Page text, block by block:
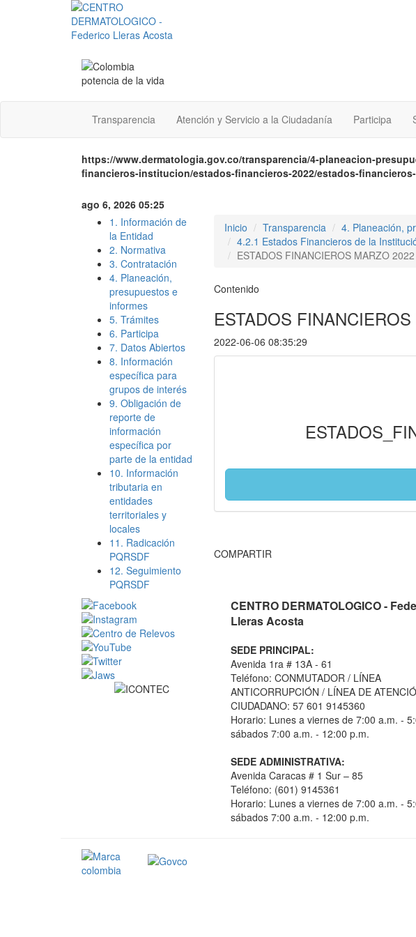
Transparencia Atención y Servicio a la Ciudadanía Participa
https://www.dermatologia.gov.co/transparencia/4-planeacion-
financieros-institucion/estados-financieros-2022/estados-financieros-
ago 6, 2026 05:25
1. Información de
la Entidad
2. Normativa
3. Contratación
4. Planeación,
presupuestos e
informes
5. Trámites
6. Participa
7. Datos Abiertos
8. Información
específica para
grupos de interés
9. Obligación de
reporte de
información
específica por
parte de la entidad
10. Información
tributaria en
entidades
territoriales y
locales
11. Radicación
PQRSDF
12. Seguimiento
PQRSDF
Inicio Transparencia
4. Planeación,
4.2.1 Estados Financieros de la
ESTADOS FINANCIEROS MARZO 2022
Contenido
ESTADOS
2022-06-06 08:35:29
COMPARTIR
CENTRO DERMATOLOGICO -
Lleras Acosta
SEDE PRINCIPAL:
Avenida 1ra # 13A - 61
Teléfono: CONMUTADOR / LÍNEA
ANTICORRUPCIÓN / LÍNEA DE
CIUDADANO: 57 601 9145360
Horario: Lunes a viernes de 7:00 a.m. -
sábados 7:00 a.m. - 12:00 p.m.
SEDE ADMINISTRATIVA:
Avenida Caracas # 1 Sur – 85
Teléfono: (601) 9145361
Horario: Lunes a viernes de 7:00 a.m. -
sábados 7:00 a.m. - 12:00 p.m.